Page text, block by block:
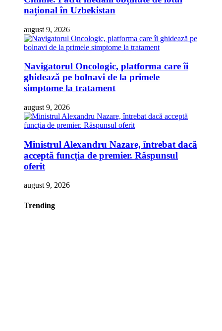
național în Uzbekistan
august 9, 2026
Navigatorul Oncologic, platforma care îi
ghidează pe bolnavi de la primele
simptome la tratament
august 9, 2026
Ministrul Alexandru Nazare, întrebat dacă
acceptă funcția de premier. Răspunsul
oferit
august 9, 2026
Trending